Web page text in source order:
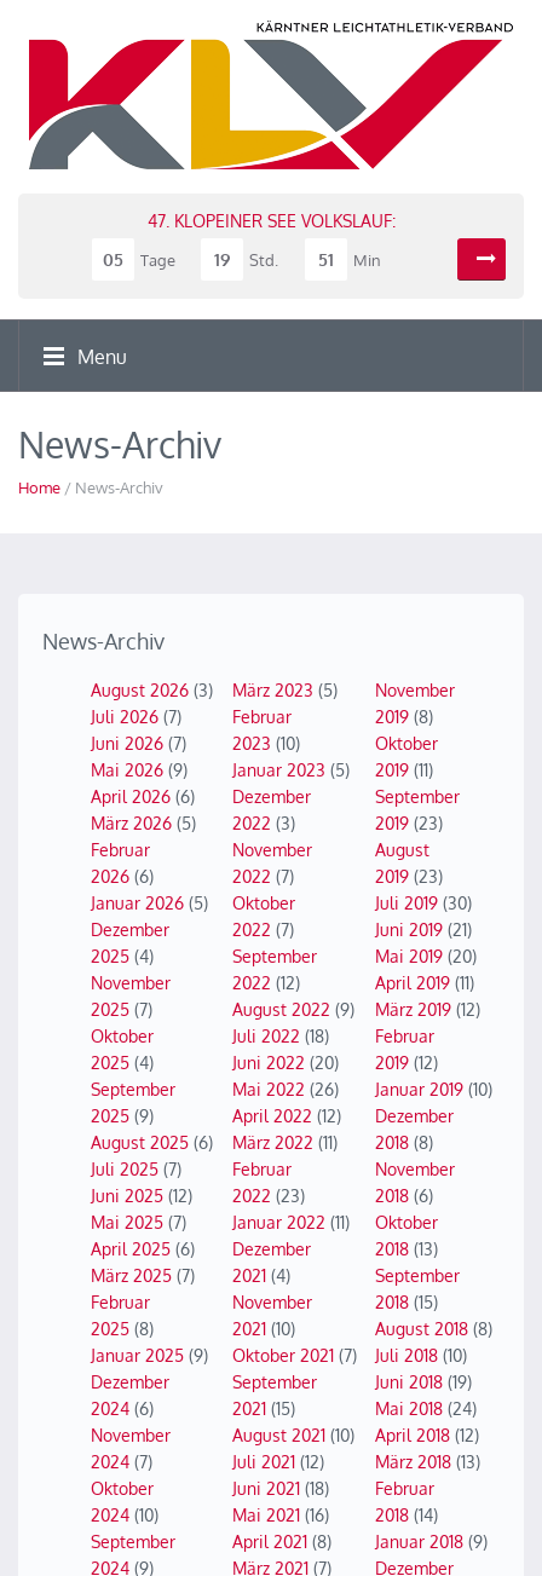
47. KLOPEINER SEE VOLKSLAUF:
05
Tage 19 Std. 51 Min
Menu
News-Archiv
Home / News-Archiv
News-Archiv
August 2026 (3)
Juli 2026 (7)
Juni 2026 (7)
Mai 2026 (9)
April 2026 (6)
März 2026 (5)
Februar
2026 (6)
Januar 2026 (5)
Dezember
2025 (4)
November
2025 (7)
Oktober
2025 (4)
September
2025 (9)
August 2025 (6)
Juli 2025 (7)
Juni 2025 (12)
Mai 2025 (7)
April 2025 (6)
März 2025 (7)
Februar
2025 (8)
Januar 2025 (9)
Dezember
2024 (6)
November
2024 (7)
Oktober
2024 (10)
September
2024 (9)
März 2023 (5)
Februar
2023 (10)
Januar 2023 (5)
Dezember
2022 (3)
November
2022 (7)
Oktober
2022 (7)
September
2022 (12)
August 2022 (9)
Juli 2022 (18)
Juni 2022 (20)
Mai 2022 (26)
April 2022 (12)
März 2022 (11)
Februar
2022 (23)
Januar 2022 (11)
Dezember
2021 (4)
November
2021 (10)
Oktober 2021 (7)
September
2021 (15)
August 2021 (10)
Juli 2021 (12)
Juni 2021 (18)
Mai 2021 (16)
April 2021 (8)
März 2021 (7)
November
2019(8)
Oktober
2019(11)
September
2019(23)
August
2019(23)
Juli 2019(30)
Juni 2019(21)
Mai 2019(20)
April 2019(11)
März 2019(12)
Februar
2019(12)
Januar 2019(10)
Dezember
2018(8)
November
2018(6)
Oktober
2018(13)
September
2018(15)
August 2018(8)
Juli 2018(10)
Juni 2018(19)
Mai 2018(24)
April 2018(12)
März 2018(13)
Februar
2018(14)
Januar 2018(9)
Dezember